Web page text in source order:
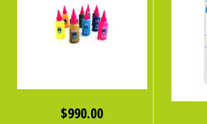
$990.00